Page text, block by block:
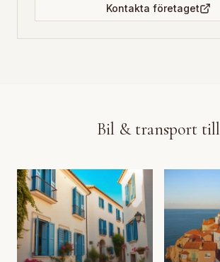
Kontakta företaget
Bil & transport till